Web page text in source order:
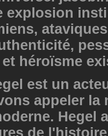
explosion
héroïsme
est un
appeler la
Hegel
de